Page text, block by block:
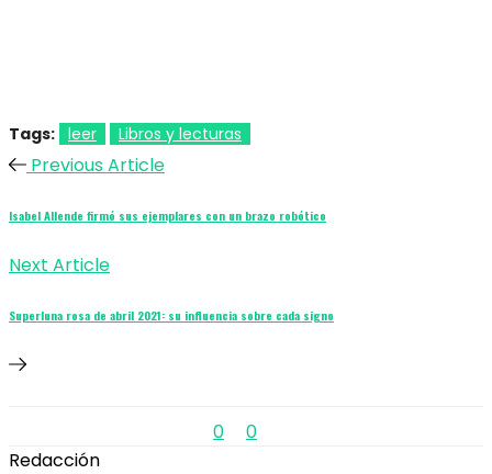
Tags: leer Libros y lecturas
Previous Article
Isabel Allende firmó sus ejemplares con un brazo robótico
Next Article
Superluna rosa de abril 2021: su influencia sobre cada signo
0
0
Redacción